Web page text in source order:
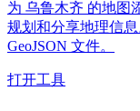
为 乌鲁木齐 的地图
规划和分享地理信
GeoJSON 文件。
打开工具